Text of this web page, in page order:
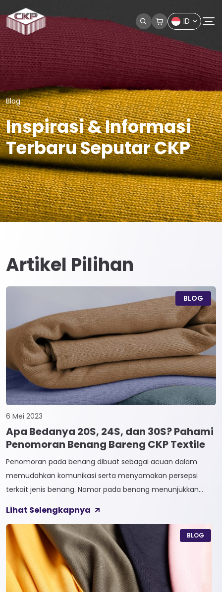
ID
Blog
Inspirasi & Informasi
Terbaru Seputar CKP
Artikel Pilihan
BLOG
6 Mei 2023
Apa Bedanya 20S, 24S, dan 30S? Pahami
Penomoran Benang Bareng CKP Textile
Penomoran pada benang dibuat sebagai acuan dalam
memudahkan komunikasi serta menyamakan persepsi
terkait jenis benang. Nomor pada benang menunjukkan
penomoran sendiri terbagi menjadi dua, Tidak Langsung dan
Langsung. 1. Penomoran Tidak Langsung Penomoran Tidak
Langsung biasa diaplikasikan pada jenis Natural Fiber, seperti
Rayon dan Cotton. Satuan yang paling […]
Lihat Selengkapnya
BLOG